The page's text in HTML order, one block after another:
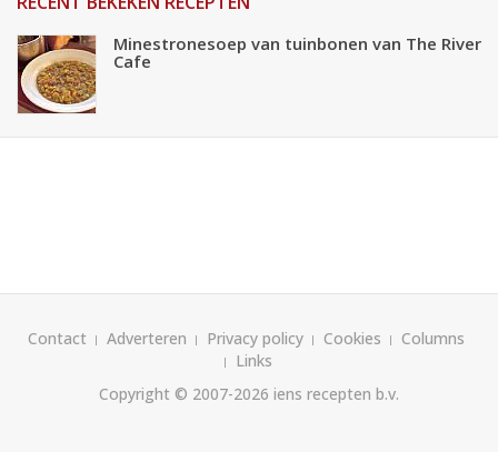
Minestronesoep van tuinbonen van The River
Cafe
Contact Adverteren Privacy policy Cookies
Columns
Links
Copyright © 2007-2026 iens recepten b.v.